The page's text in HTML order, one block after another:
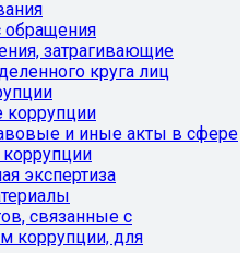
обращения
затрагивающие
круга лиц
коррупции
и иные акты в сфере
коррупции
экспертиза
связанные с
коррупции, для